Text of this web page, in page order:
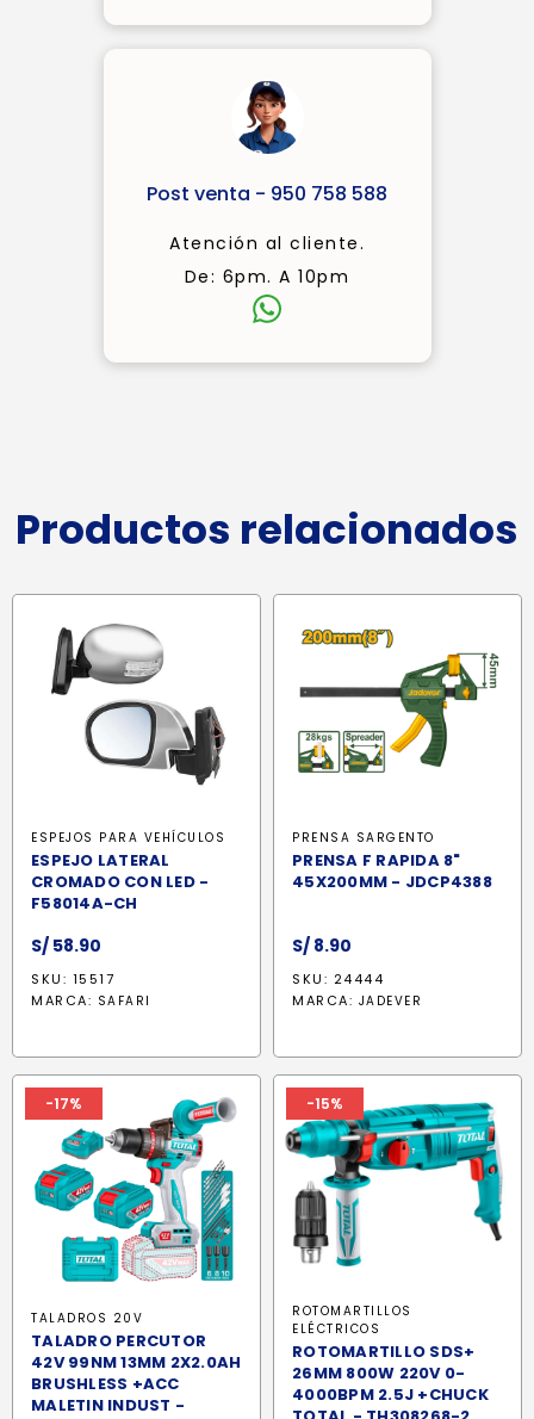
Post venta - 950 758 588
Atención al cliente.
De: 6pm. A 10pm
Productos relacionados
ESPEJOS PARA VEHÍCULOS
ESPEJO LATERAL
CROMADO CON LED -
F58014A-CH
S/ 58.90
SKU: 15517
MARCA: SAFARI
PRENSA SARGENTO
PRENSA F RAPIDA 8"
45X200MM - JDCP4388
S/ 8.90
SKU: 24444
MARCA: JADEVER
-17%
TALADROS 20V
TALADRO PERCUTOR
42V 99NM 13MM 2X2.0AH
BRUSHLESS +ACC
MALETIN INDUST -
-15%
ROTOMARTILLOS
ELÉCTRICOS
ROTOMARTILLO SDS+
26MM 800W 220V 0-
4000BPM 2.5J +CHUCK